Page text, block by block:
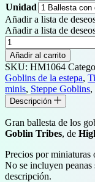
hasta
14,00
Unidad
Añadir a lista de
Añadir a lista de
Gran
ballesta
de
los
goblins
de
la
estepa
(Steppe
Goblin
Big
Crossbow)
cantidad
Añadir al carrito
SKU: HM1064
Goblins de la estepa,
minis, Steppe Goblins,
Descripción
Gran ballesta de los
Goblin Tribes, de
Precios por miniaturas
No se incluyen peanas
descripción.